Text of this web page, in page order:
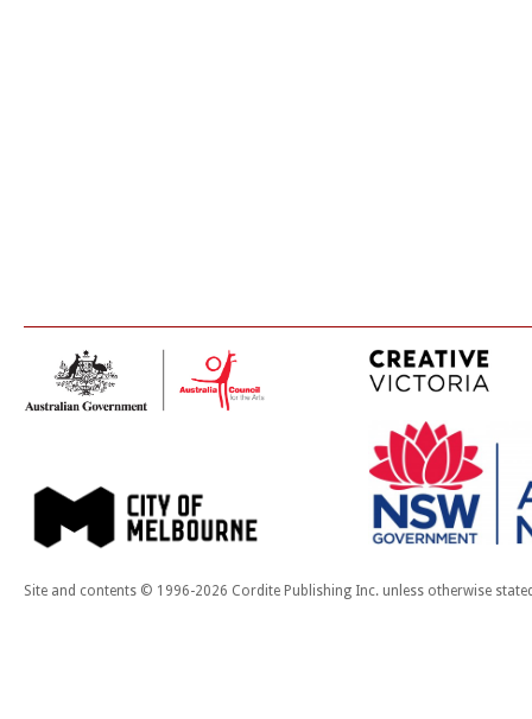
Site and contents © 1996-2026 Cordite Publishing Inc. unless otherwise